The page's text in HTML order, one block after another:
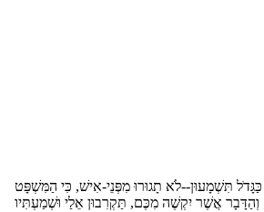
תִּשְׁמָעוּן--לֹא תָגוּרוּ מִפְּנֵי-אִישׁ, כִּי הַמִּשְׁפָּט